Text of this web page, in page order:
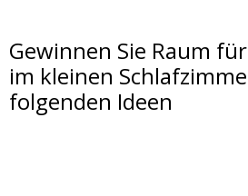
Gewinnen Sie Raum
im kleinen
folgenden Ideen